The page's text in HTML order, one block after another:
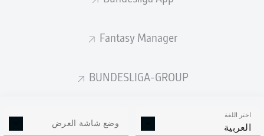
Fantasy Manager
BUNDESLIGA-GROUP
اختر اللغة
العربية وضع شاشة العرض